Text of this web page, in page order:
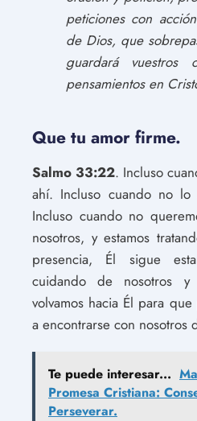
peticiones con
de Dios, que
guardará vuestros
pensamientos en
Que tu amor firme.
Salmo 33:22. Incluso
ahí. Incluso cuando no lo
Incluso cuando no
nosotros, y estamos
presencia, Él sigue
cuidando de nosotros
volvamos hacia Él para
a encontrarse con nosotros
Te puede interesar...
Promesa Cristiana:
Perseverar.